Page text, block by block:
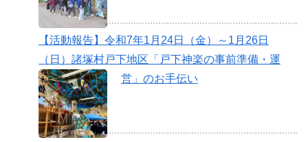
【活動報告】令和7年1月24日（金）～1月26日
（日）諸塚村戸下地区「戸下神楽の事前準備・運
営」のお手伝い